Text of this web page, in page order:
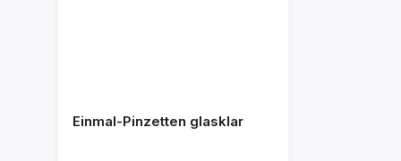
Einmal-Pinzetten glasklar